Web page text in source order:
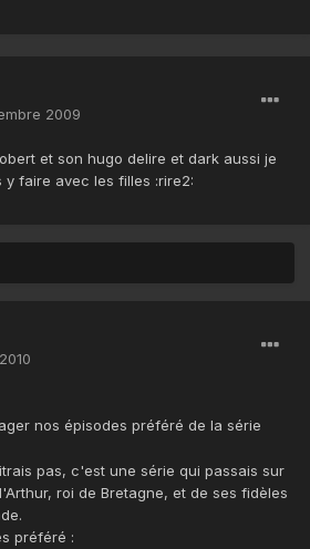
2009
et son hugo delire et dark aussi je
faire avec les filles :rire2:
nos épisodes préféré de la série
pas, c'est une série qui passais sur
roi de Bretagne, et de ses fidèles
préféré :